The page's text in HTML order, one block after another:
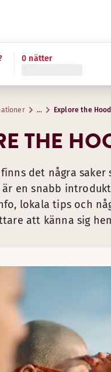
0 nätter
… Explore the Hood
THE
finns det några
är en snabb
lokala tips och
att känna sig